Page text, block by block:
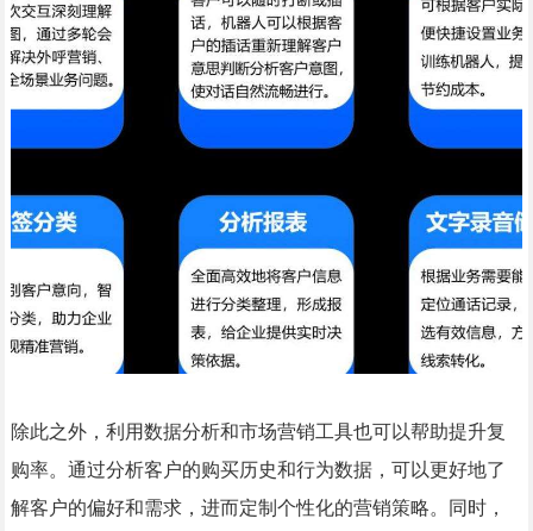
除此之外，利用数据分析和市场营销工具也可以帮助提升复
购率。通过分析客户的购买历史和行为数据，可以更好地了
解客户的偏好和需求，进而定制个性化的营销策略。同时，